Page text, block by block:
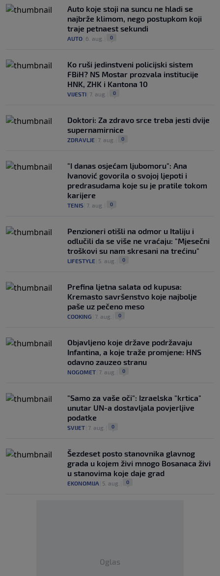
Auto koje stoji na suncu ne hladi se
najbrže klimom, nego postupkom koji
traje petnaest sekundi
AUTO 6. aug. 0
Ko ruši jedinstveni policijski sistem
FBiH? NS Mostar prozvala institucije
HNK, ZHK i Kantona 10
VIJESTI 7. aug. 0
Doktori: Za zdravo srce treba jesti dvije
supernamirnice
ZDRAVLJE 7. aug. 0
"I danas osjećam ljubomoru": Ana
Ivanović govorila o svojoj ljepoti i
predrasudama koje su je pratile tokom
karijere
TENIS 7. aug. 0
Penzioneri otišli na odmor u Italiju i
odlučili da se više ne vraćaju: "Mjesečni
troškovi su nam skresani na trećinu"
LIFESTYLE 5. aug. 0
Prefina ljetna salata od kupusa:
Kremasto savršenstvo koje najbolje
paše uz pečeno meso
COOKING 7. aug. 0
Objavljeno koje države podržavaju
Infantina, a koje traže promjene: HNS
odavno zauzeo stranu
NOGOMET 7. aug. 0
"Samo za vaše oči": Izraelska "krtica"
unutar UN-a dostavljala povjerljive
podatke
SVIJET 7. aug. 0
Šezdeset posto stanovnika glavnog
grada u kojem živi mnogo Bosanaca živi
u stanovima koje daje grad
EKONOMIJA 5. aug. 0
Oglas